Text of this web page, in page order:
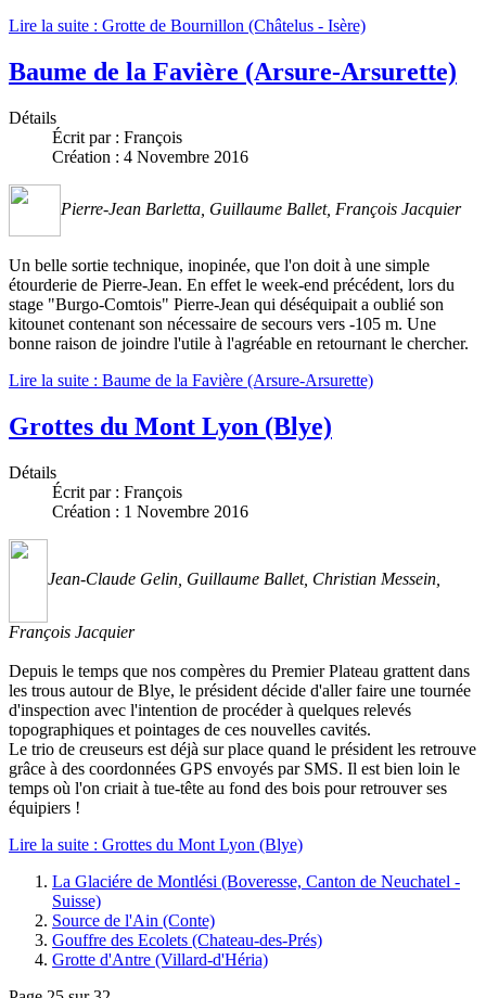
Lire la suite : Grotte de Bournillon (Châtelus - Isère)
Baume de la Favière (Arsure-Arsurette)
Détails
Écrit par : François
Création : 4 Novembre 2016
Pierre-Jean Barletta, Guillaume Ballet, François Jacquier
Un belle sortie technique, inopinée, que l'on doit à une simple
étourderie de Pierre-Jean. En effet le week-end précédent, lors du
stage "Burgo-Comtois" Pierre-Jean qui déséquipait a oublié son
kitounet contenant son nécessaire de secours vers -105 m. Une
bonne raison de joindre l'utile à l'agréable en retournant le chercher.
Lire la suite : Baume de la Favière (Arsure-Arsurette)
Grottes du Mont Lyon (Blye)
Détails
Écrit par : François
Création : 1 Novembre 2016
Jean-Claude Gelin, Guillaume Ballet, Christian Messein,
François Jacquier
Depuis le temps que nos compères du Premier Plateau grattent dans
les trous autour de Blye, le président décide d'aller faire une tournée
d'inspection avec l'intention de procéder à quelques relevés
topographiques et pointages de ces nouvelles cavités.
Le trio de creuseurs est déjà sur place quand le président les retrouve
grâce à des coordonnées GPS envoyés par SMS. Il est bien loin le
temps où l'on criait à tue-tête au fond des bois pour retrouver ses
équipiers !
Lire la suite : Grottes du Mont Lyon (Blye)
La Glaciére de Montlési (Boveresse, Canton de Neuchatel -
Suisse)
Source de l'Ain (Conte)
Gouffre des Ecolets (Chateau-des-Prés)
Grotte d'Antre (Villard-d'Héria)